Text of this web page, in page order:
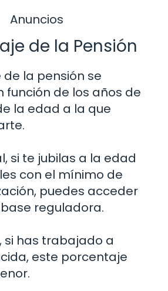
Anuncios
de la Pensión
la pensión se
función de los años de
la edad a la que
si te jubilas a la edad
con el mínimo de
puedes acceder
base reguladora.
si has trabajado a
este porcentaje